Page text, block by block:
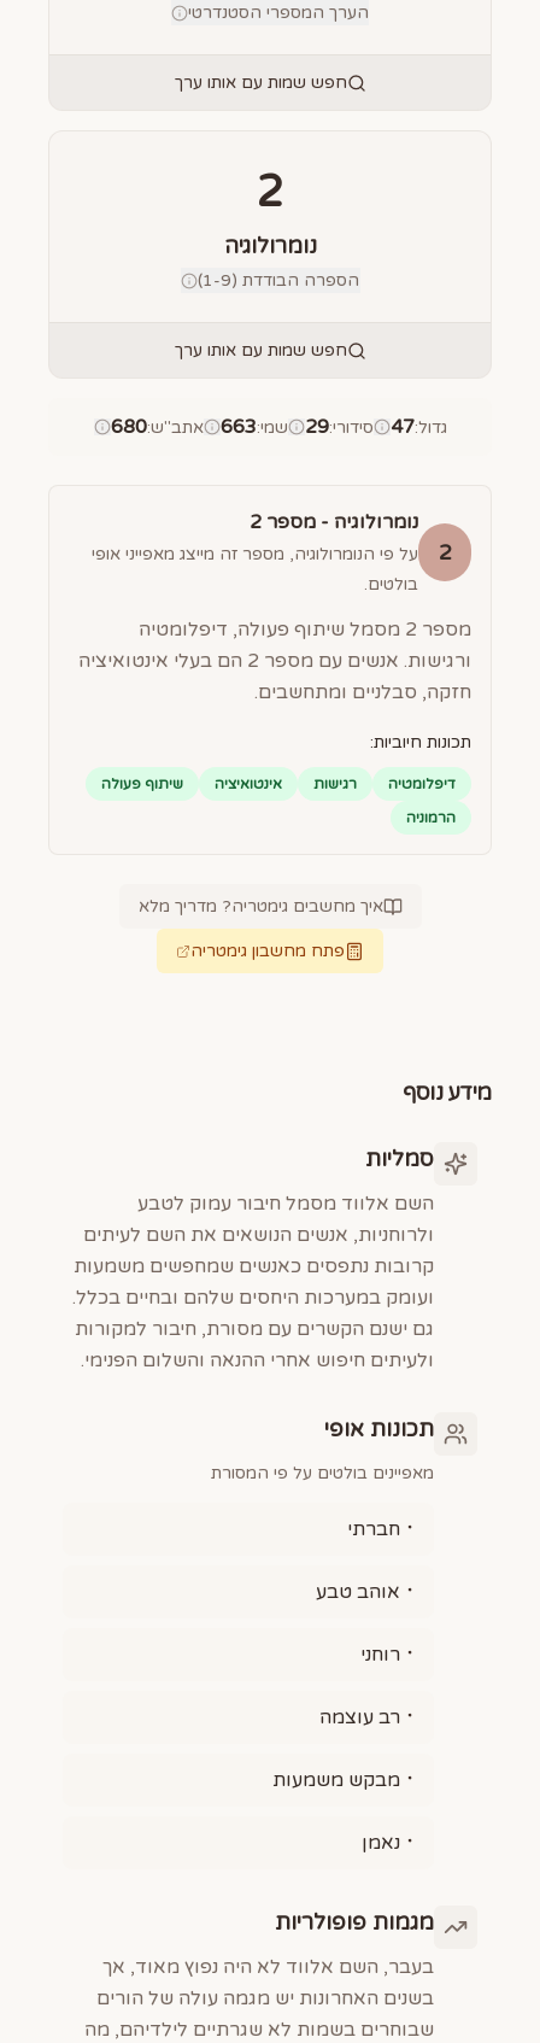
הערך המספרי הסטנדרטי
חפש שמות עם אותו ערך
2
נומרולוגיה
הספרה הבודדת (1-9)
חפש שמות עם אותו ערך
גדול:
47 סידורי:
29 שמי:
663 אתב"ש:
680
2
נומרולוגיה - מספר 2
על פי הנומרולוגיה, מספר זה מייצג מאפייני אופי
בולטים.
מספר 2 מסמל שיתוף פעולה, דיפלומטיה
ורגישות. אנשים עם מספר 2 הם בעלי אינטואיציה
חזקה, סבלניים ומתחשבים.
תכונות חיוביות:
דיפלומטיה רגישות אינטואיציה
שיתוף פעולה
הרמוניה
איך מחשבים גימטריה? מדריך מלא
פתח מחשבון גימטריה
מידע נוסף
סמליות
השם אלווד מסמל חיבור עמוק לטבע
ולרוחניות, אנשים הנושאים את השם לעיתים
קרובות נתפסים כאנשים שמחפשים משמעות
ועומק במערכות היחסים שלהם ובחיים בכלל.
גם ישנם הקשרים עם מסורת, חיבור למקורות
ולעיתים חיפוש אחרי ההנאה והשלום הפנימי.
תכונות אופי
מאפיינים בולטים על פי המסורת
חברתי
אוהב טבע
רוחני
רב עוצמה
מבקש משמעות
נאמן
מגמות פופולריות
בעבר, השם אלווד לא היה נפוץ מאוד, אך
בשנים האחרונות יש מגמה עולה של הורים
שבוחרים בשמות לא שגרתיים לילדיהם, מה